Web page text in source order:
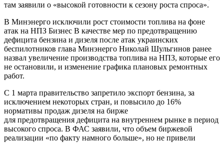
там заявили о «высокой готовности к сезону роста спроса».
В Минэнерго исключили рост стоимости топлива на фоне
атак на НПЗ Бизнес В качестве мер по предотвращению
дефицита бензина и дизеля после атак украинских
беспилотников глава Минэнерго Николай Шульгинов ранее
назвал увеличение производства топлива на НПЗ, которые его
не остановили, и изменение графика плановых ремонтных
работ.
С 1 марта правительство запретило экспорт бензина, за
исключением некоторых стран, и повысило до 16%
нормативы продаж дизеля на бирже
для предотвращения дефицита на внутреннем рынке в период
высокого спроса. В ФАС заявили, что объем биржевой
реализации «по факту намного больше», но не привели